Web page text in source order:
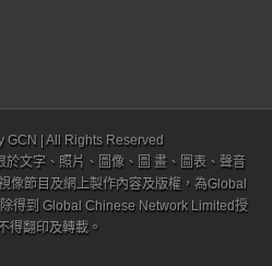
GCN | All Rights Reserved
文字、照片、圖像、圖 畫、圖表、聲音
像節目及網上製作內容及版權，為Global
得到 Global Chinese Network Limited授
得翻印及轉載。